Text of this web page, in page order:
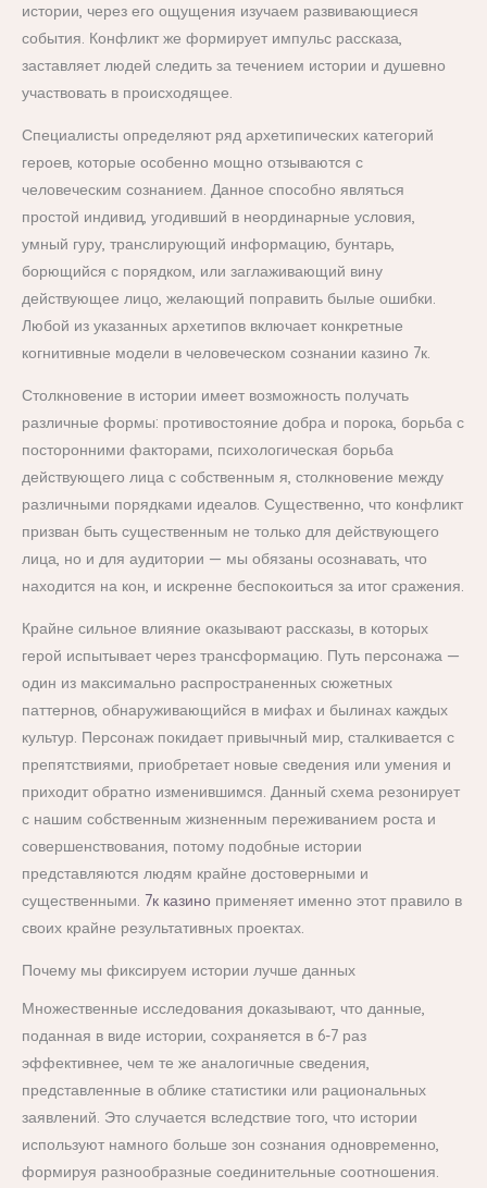
истории, через его ощущения изучаем развивающиеся
события. Конфликт же формирует импульс рассказа,
заставляет людей следить за течением истории и душевно
участвовать в происходящее.
Специалисты определяют ряд архетипических категорий
героев, которые особенно мощно отзываются с
человеческим сознанием. Данное способно являться
простой индивид, угодивший в неординарные условия,
умный гуру, транслирующий информацию, бунтарь,
борющийся с порядком, или заглаживающий вину
действующее лицо, желающий поправить былые ошибки.
Любой из указанных архетипов включает конкретные
когнитивные модели в человеческом сознании казино 7к.
Столкновение в истории имеет возможность получать
различные формы: противостояние добра и порока, борьба с
посторонними факторами, психологическая борьба
действующего лица с собственным я, столкновение между
различными порядками идеалов. Существенно, что конфликт
призван быть существенным не только для действующего
лица, но и для аудитории — мы обязаны осознавать, что
находится на кон, и искренне беспокоиться за итог сражения.
Крайне сильное влияние оказывают рассказы, в которых
герой испытывает через трансформацию. Путь персонажа —
один из максимально распространенных сюжетных
паттернов, обнаруживающийся в мифах и былинах каждых
культур. Персонаж покидает привычный мир, сталкивается с
препятствиями, приобретает новые сведения или умения и
приходит обратно изменившимся. Данный схема резонирует
с нашим собственным жизненным переживанием роста и
совершенствования, потому подобные истории
представляются людям крайне достоверными и
существенными. 7к казино применяет именно этот правило в
своих крайне результативных проектах.
Почему мы фиксируем истории лучше данных
Множественные исследования доказывают, что данные,
поданная в виде истории, сохраняется в 6-7 раз
эффективнее, чем те же аналогичные сведения,
представленные в облике статистики или рациональных
заявлений. Это случается вследствие того, что истории
используют намного больше зон сознания одновременно,
формируя разнообразные соединительные соотношения.